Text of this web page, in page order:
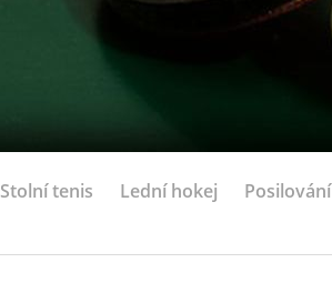
Stolní tenis Lední hokej Posilování